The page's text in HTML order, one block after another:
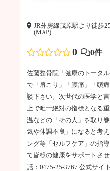
JR外房線茂原駅より徒歩
(MAP)
0 0件
佐藤整骨院「健康のトータ
で「肩こり」「腰痛」「頭
談下さい。次世代の医学と
上で唯一絶対の指標となる
温などの「その人」を取り
気や体調不良」になると考
ング等「セルフケア」の指
て皆様の健康をサポートさ
話：0475-25-3767 公式サイ